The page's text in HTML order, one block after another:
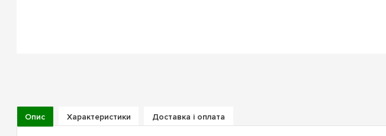
Опис Характеристики Доставка і оплата